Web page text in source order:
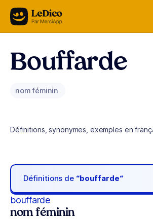
Aller au contenu
Bouffarde
nom féminin
Définitions, synonymes, exemples en
Définitions de “bouffarde“
bouffarde
nom féminin